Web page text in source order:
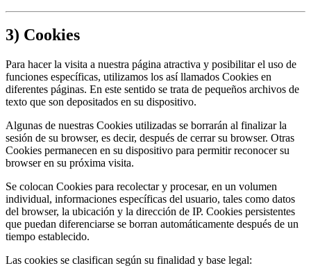
3) Cookies
Para hacer la visita a nuestra página atractiva y posibilitar el uso de
funciones específicas, utilizamos los así llamados Cookies en
diferentes páginas. En este sentido se trata de pequeños archivos de
texto que son depositados en su dispositivo.
Algunas de nuestras Cookies utilizadas se borrarán al finalizar la
sesión de su browser, es decir, después de cerrar su browser. Otras
Cookies permanecen en su dispositivo para permitir reconocer su
browser en su próxima visita.
Se colocan Cookies para recolectar y procesar, en un volumen
individual, informaciones específicas del usuario, tales como datos
del browser, la ubicación y la dirección de IP. Cookies persistentes
que puedan diferenciarse se borran automáticamente después de un
tiempo establecido.
Las cookies se clasifican según su finalidad y base legal: